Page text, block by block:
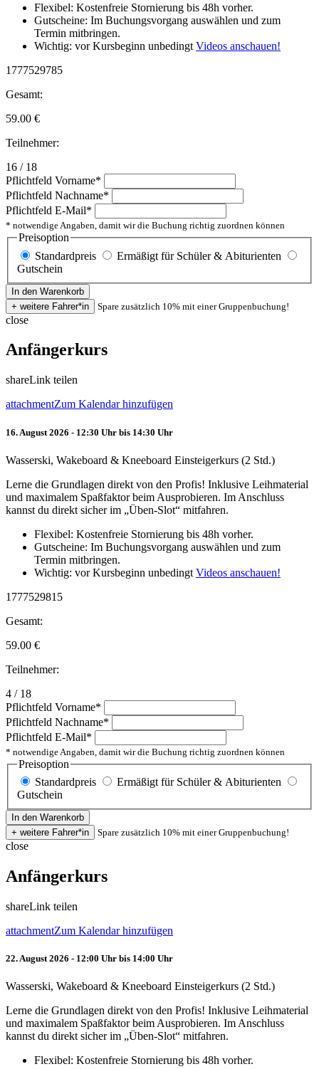
Flexibel: Kostenfreie Stornierung bis 48h vorher.
Gutscheine: Im Buchungsvorgang auswählen und zum
Termin mitbringen.
Wichtig: vor Kursbeginn unbedingt Videos anschauen!
1777529785
Gesamt:
59.00 €
Teilnehmer:
16 / 18
Pflichtfeld Vorname*
Pflichtfeld Nachname*
Pflichtfeld E-Mail*
* notwendige Angaben, damit wir die Buchung richtig zuordnen können
Preisoption
Standardpreis
Ermäßigt für Schüler & Abiturienten
Gutschein
Spare zusätzlich 10% mit einer Gruppenbuchung!
close
Anfängerkurs
shareLink teilen
attachmentZum Kalendar hinzufügen
16. August 2026 - 12:30 Uhr bis 14:30 Uhr
Wasserski, Wakeboard & Kneeboard Einsteigerkurs (2 Std.)
Lerne die Grundlagen direkt von den Profis! Inklusive Leihmaterial
und maximalem Spaßfaktor beim Ausprobieren. Im Anschluss
kannst du direkt sicher im „Üben-Slot“ mitfahren.
Flexibel: Kostenfreie Stornierung bis 48h vorher.
Gutscheine: Im Buchungsvorgang auswählen und zum
Termin mitbringen.
Wichtig: vor Kursbeginn unbedingt Videos anschauen!
1777529815
Gesamt:
59.00 €
Teilnehmer:
4 / 18
Pflichtfeld Vorname*
Pflichtfeld Nachname*
Pflichtfeld E-Mail*
* notwendige Angaben, damit wir die Buchung richtig zuordnen können
Preisoption
Standardpreis
Ermäßigt für Schüler & Abiturienten
Gutschein
Spare zusätzlich 10% mit einer Gruppenbuchung!
close
Anfängerkurs
shareLink teilen
attachmentZum Kalendar hinzufügen
22. August 2026 - 12:00 Uhr bis 14:00 Uhr
Wasserski, Wakeboard & Kneeboard Einsteigerkurs (2 Std.)
Lerne die Grundlagen direkt von den Profis! Inklusive Leihmaterial
und maximalem Spaßfaktor beim Ausprobieren. Im Anschluss
kannst du direkt sicher im „Üben-Slot“ mitfahren.
Flexibel: Kostenfreie Stornierung bis 48h vorher.